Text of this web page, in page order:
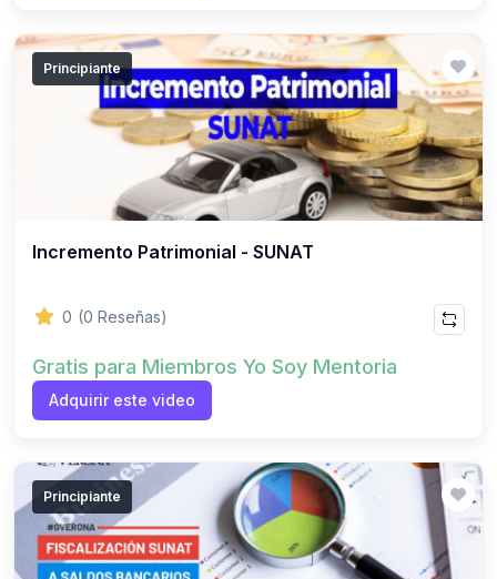
Principiante
Incremento Patrimonial - SUNAT
0 (0 Reseñas)
Gratis para Miembros Yo Soy Mentoria
Adquirir este video
Principiante